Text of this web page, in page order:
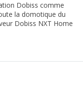
Dobiss comme
la domotique du
Dobiss NXT Home